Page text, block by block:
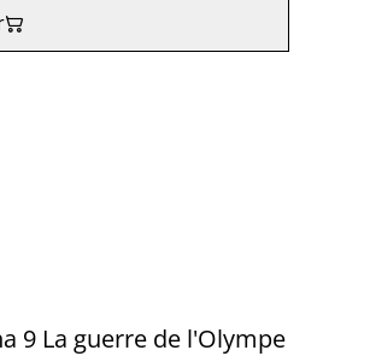
9 La guerre de l'Olympe